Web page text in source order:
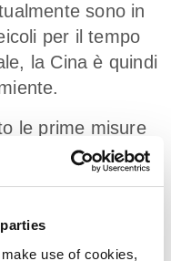
use of cookies,
sono in
per il tempo
la Cina è quindi
le prime misure
governo cinese
di campeggi
di guida che
rimorchi.